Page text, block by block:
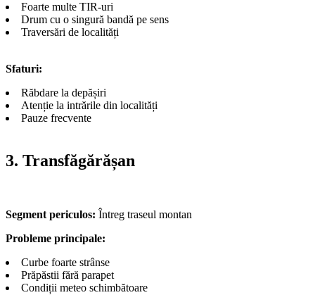
Foarte multe TIR-uri
Drum cu o singură bandă pe sens
Traversări de localități
Sfaturi:
Răbdare la depășiri
Atenție la intrările din localități
Pauze frecvente
3. Transfăgărășan
Segment periculos: Întreg traseul montan
Probleme principale:
Curbe foarte strânse
Prăpăstii fără parapet
Condiții meteo schimbătoare